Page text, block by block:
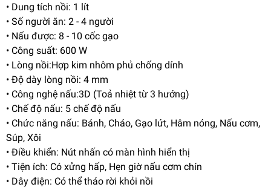
• Dung tích nồi: 1 lít
• Số người ăn: 2 - 4 người
• Nấu được: 8 - 10 cốc gạo
• Công suất: 600 W
• Lòng nồi:Hợp kim nhôm phủ chống dính
• Độ dày lòng nồi: 4 mm
• Công nghệ nấu:3D (Toả nhiệt từ 3 hướng)
• Chế độ nấu: 5 chế độ nấu
• Chức năng nấu: Bánh, Cháo, Gạo lứt, Hâm nóng, Nấu cơm,
Súp, Xôi
• Điều khiển: Nút nhấn có màn hình hiển thị
• Tiện ích: Có xửng hấp, Hẹn giờ nấu cơm chín
• Dây điện: Có thể tháo rời khỏi nồi